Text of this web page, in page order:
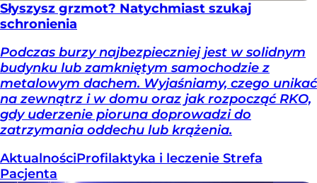
Słyszysz grzmot? Natychmiast szukaj
schronienia
Podczas burzy najbezpieczniej jest w solidnym
budynku lub zamkniętym samochodzie z
metalowym dachem. Wyjaśniamy, czego unikać
na zewnątrz i w domu oraz jak rozpocząć RKO,
gdy uderzenie pioruna doprowadzi do
zatrzymania oddechu lub krążenia.
AktualnościProfilaktyka i leczenie Strefa
Pacjenta